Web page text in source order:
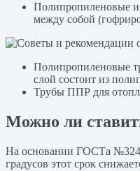
Полипропиленовые
между собой
Полипропиленовые
слой состоит из
Трубы ППР для
Можно ли
На основании ГОСТа
градусов этот срок